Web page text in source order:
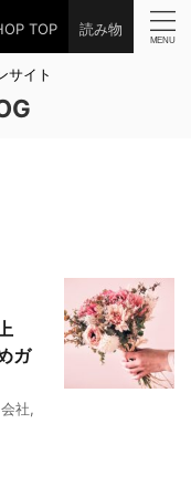
TOP 読み物
サイト
ガ
会社,